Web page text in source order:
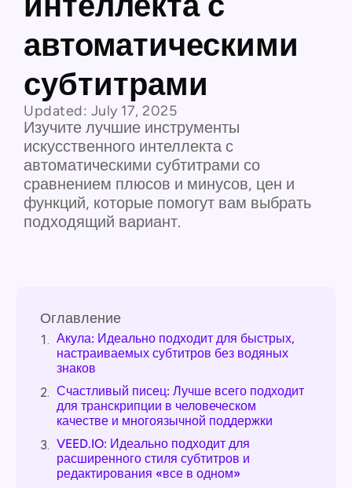
автоматическими
субтитрами
Updated: July 17, 2025
Изучите лучшие инструменты
искусственного интеллекта с
автоматическими субтитрами со
сравнением плюсов и минусов, цен и
функций, которые помогут вам выбрать
подходящий вариант.
Оглавление
1. Акула: Идеально подходит для быстрых,
настраиваемых субтитров без водяных
знаков
2. Счастливый писец: Лучше всего подходит
для транскрипции в человеческом
качестве и многоязычной поддержки
3. VEED.IO: Идеально подходит для
расширенного стиля субтитров и
редактирования «все в одном»